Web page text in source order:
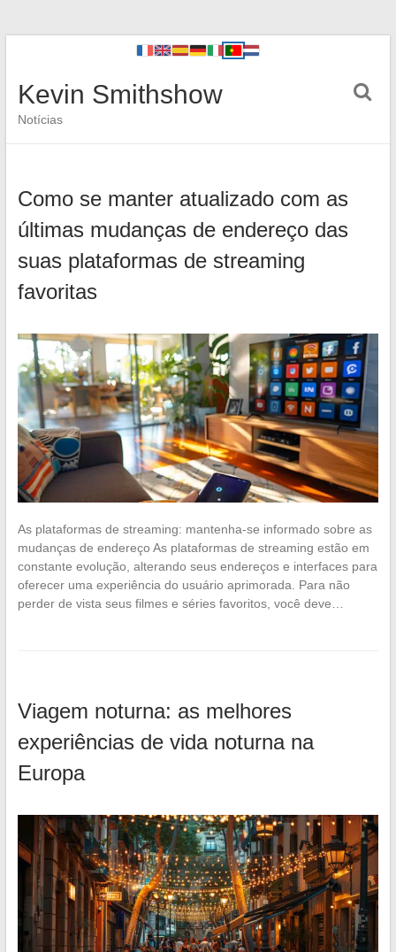
Kevin Smithshow
Notícias
Como se manter atualizado com as
últimas mudanças de endereço das
suas plataformas de streaming
favoritas
As plataformas de streaming: mantenha-se informado sobre as
mudanças de endereço As plataformas de streaming estão em
constante evolução, alterando seus endereços e interfaces para
oferecer uma experiência do usuário aprimorada. Para não
perder de vista seus filmes e séries favoritos, você deve…
Viagem noturna: as melhores
experiências de vida noturna na
Europa